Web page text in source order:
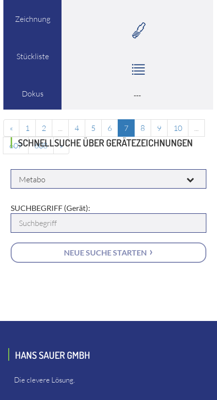
Zeichnung
Stückliste
Dokus ---
« 1 2 ... 4 5 6 7 8 9 10
...
607
608 »
SCHNELLSUCHE ÜBER GERÄTEZEICHNUNGEN
HERSTELLER:
SUCHBEGRIFF (Gerät):
NEUE SUCHE STARTEN
HANS SAUER GMBH
Die clevere Lösung.